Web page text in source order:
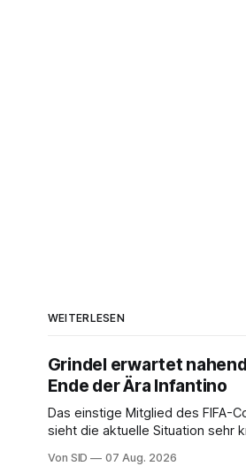
WEITERLESEN
Grindel erwartet
Ende der Ära Infantino
Das einstige Mitglied des FIFA-
sieht die aktuelle Situation sehr
Von SID 07 Aug. 2026